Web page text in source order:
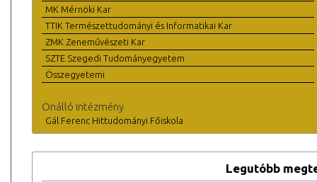
MK Mérnöki Kar
TTIK Természettudományi és Informatikai Kar
ZMK Zeneművészeti Kar
SZTE Szegedi Tudományegyetem
Összegyetemi
Önálló intézmény
Gál Ferenc Hittudományi Főiskola
Legutóbb